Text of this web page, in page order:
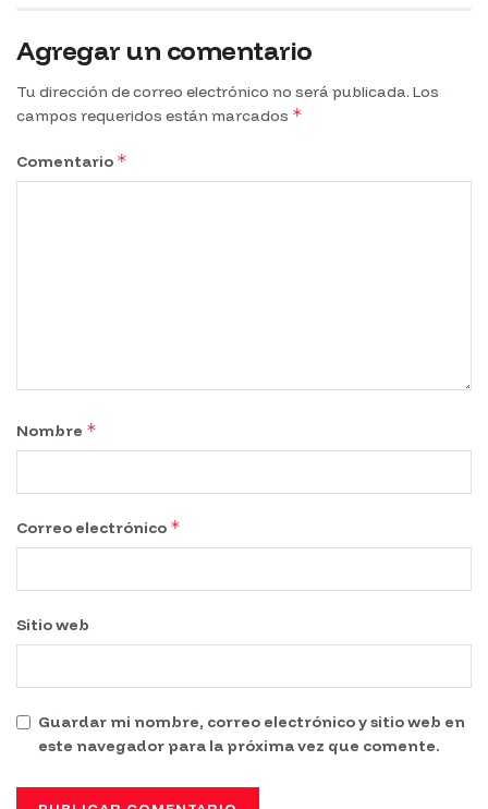
Agregar un comentario
Tu dirección de correo electrónico no será publicada. Los
campos requeridos están marcados *
Comentario *
Nombre *
Correo electrónico *
Sitio web
Guardar mi nombre, correo electrónico y sitio web en
este navegador para la próxima vez que comente.